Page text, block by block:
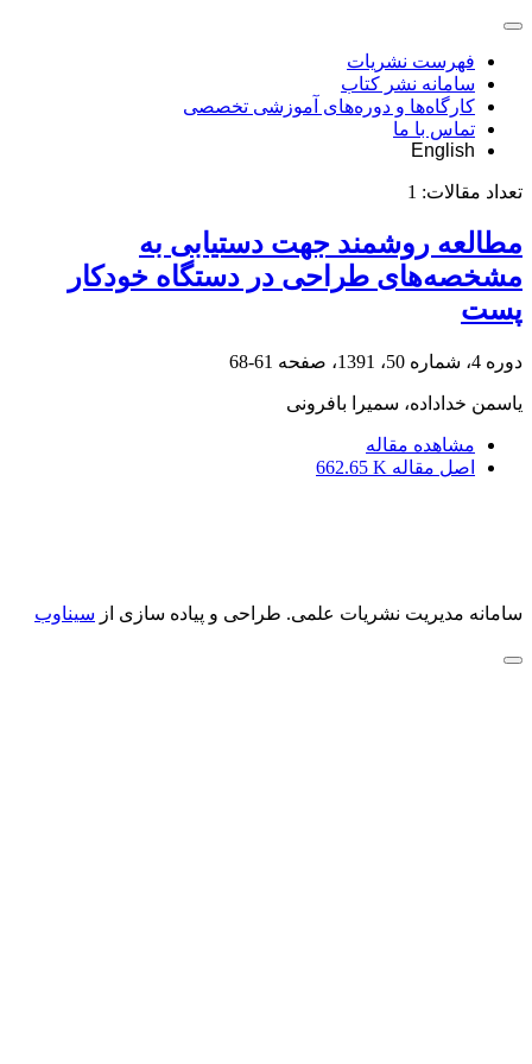
فهرست نشریات
سامانه نشر کتاب
کارگاه‌ها و دوره‌های آموزشی تخصصی
تماس با ما
English
تعداد مقالات: 1
مطالعه روشمند جهت دستیابی به
مشخصه‌های طراحی در دستگاه خودکار
پست
دوره 4، شماره 50، 1391، صفحه 61-68
یاسمن خداداده، سمیرا بافرونی
مشاهده مقاله
اصل مقاله 662.65 K
سامانه مدیریت نشریات علمی. طراحی و پیاده سازی از سیناوب